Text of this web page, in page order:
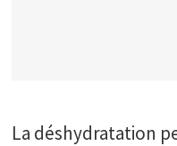
La déshydratation